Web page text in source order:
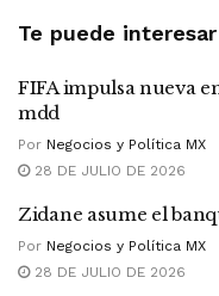
Te puede interesar
FIFA impulsa nueva
mdd
Por Negocios y Política MX
28 DE JULIO DE 2026
Zidane asume el
Por Negocios y Política MX
28 DE JULIO DE 2026